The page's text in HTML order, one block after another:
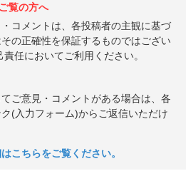
覧の方へ
コメントは、各投稿者の主観に基づ
の正確性を保証するものではござい
任においてご利用ください。
ご意見・コメントがある場合は、各
(入力フォーム)からご返信いただけ
こちらをご覧ください。